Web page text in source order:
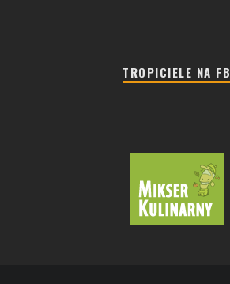
TROPICIELE NA FB